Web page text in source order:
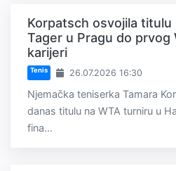
Korpatsch osvojila titulu
Tager u Pragu do prvog
karijeri
Tenis 26.07.2026 16:30
Njemačka teniserka Tamara
danas titulu na WTA turniru u
fina...